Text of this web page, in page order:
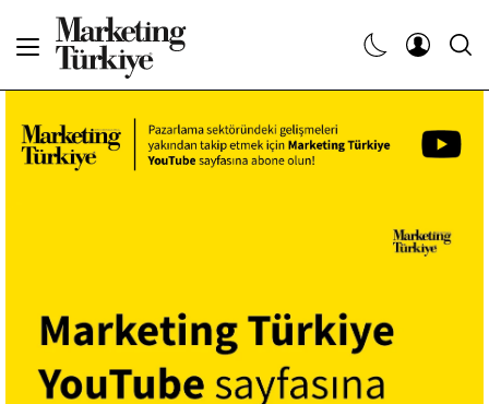
Haberler
Etkinlikler
Söyleşiler